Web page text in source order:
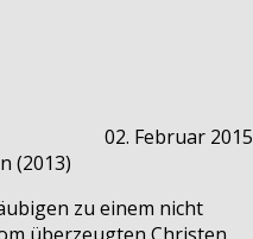
02. Februar 2015
(2013)
zu einem nicht